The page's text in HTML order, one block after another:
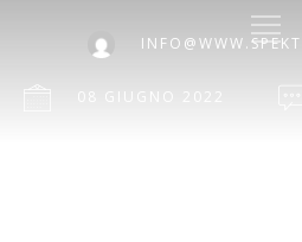
08 GIUGNO 2022